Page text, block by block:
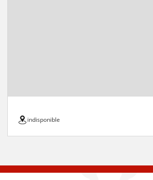
indisponible